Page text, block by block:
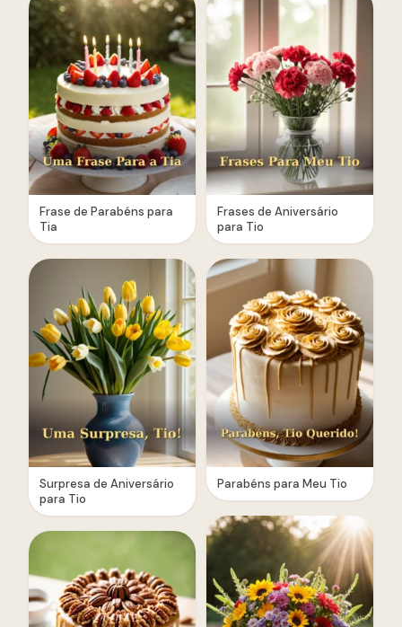
Frase de Parabéns para
Tia
Surpresa de Aniversário
para Tio
Frases de Aniversário
para Tio
Parabéns para Meu Tio